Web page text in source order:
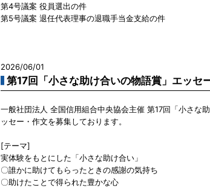
第4号議案 役員選出の件
第5号議案 退任代表理事の退職手当金支給の件
2026/06/01
第17回「小さな助け合いの物語賞」エッセ
一般社団法人 全国信用組合中央協会主催 第17回「小さな
ッセー・作文を募集しております。
[テーマ]
実体験をもとにした「小さな助け合い」
〇誰かに助けてもらったときの感謝の気持ち
〇助けたことで得られた豊かな心